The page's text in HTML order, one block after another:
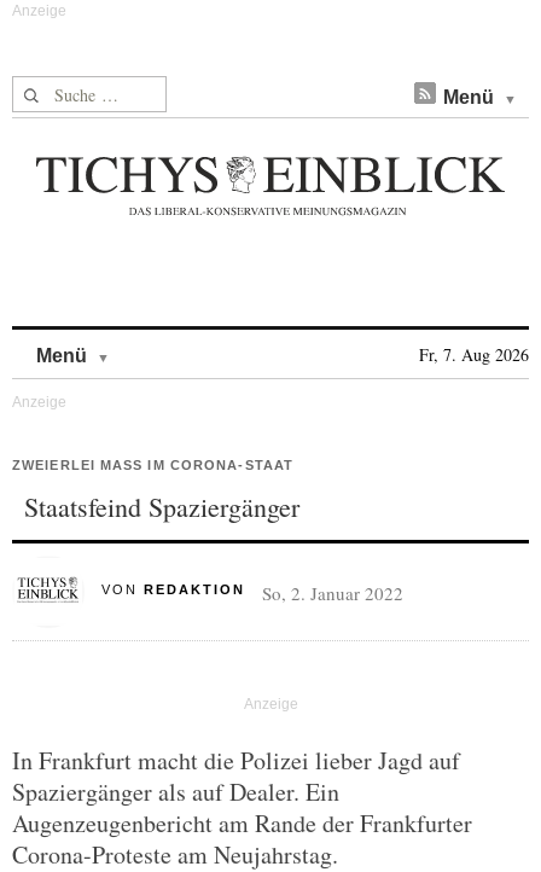
Suche nach: Menü
Menü Fr, 7. Aug 2026
ZWEIERLEI MASS IM CORONA-STAAT
Staatsfeind Spaziergänger
VON REDAKTION So, 2. Januar 2022
In Frankfurt macht die Polizei lieber Jagd auf
Spaziergänger als auf Dealer. Ein
Augenzeugenbericht am Rande der Frankfurter
Corona-Proteste am Neujahrstag.